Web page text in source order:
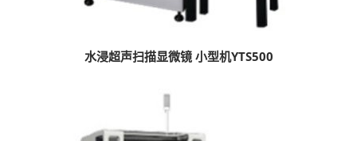
水浸超声扫描显微镜 小型机YTS500